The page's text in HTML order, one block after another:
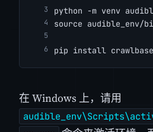
python -m venv
source audible_env/
pip install
在 Windows 上，请用